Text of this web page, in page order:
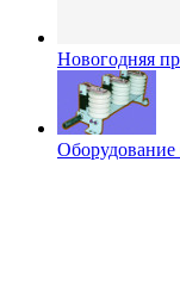
Новогодняя